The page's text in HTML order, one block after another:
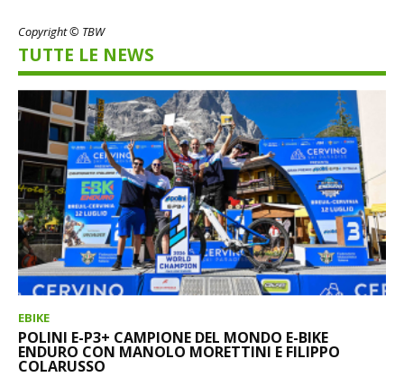
Copyright © TBW
TUTTE LE NEWS
EBIKE
POLINI E-P3+ CAMPIONE DEL MONDO E-BIKE
ENDURO CON MANOLO MORETTINI E FILIPPO
COLARUSSO